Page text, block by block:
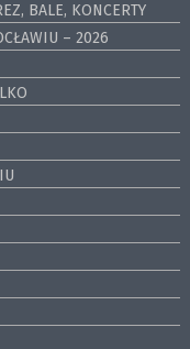
BALE, KONCERTY
– 2026